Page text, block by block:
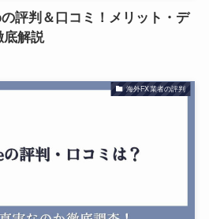
評判＆口コミ！メリット・デ
底解説
海外FX業者の評判